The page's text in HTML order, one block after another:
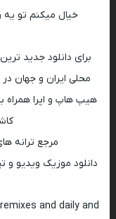
خیال میکنم تو
برای دانلود جدید
محلی ایران و جهان در
مرجع ترانه
دانلود موزیک ویدیو و
and daily and